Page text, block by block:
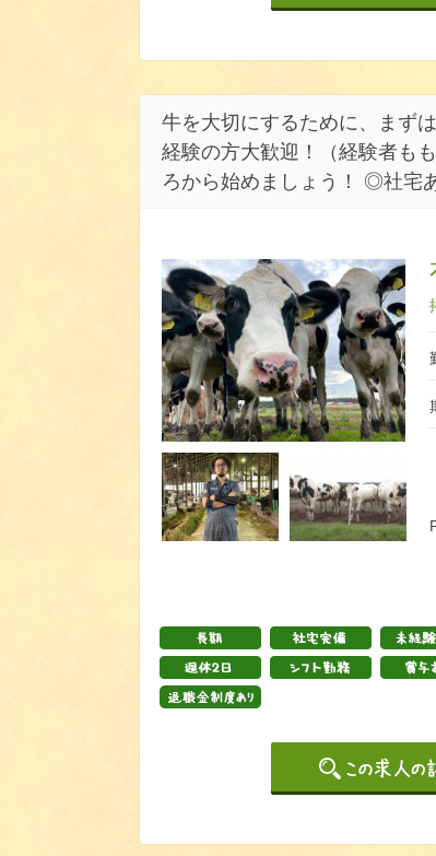
牛を大切にするために、まず
経験の方大歓迎！（経験者も
ろから始めましょう！ ◎社